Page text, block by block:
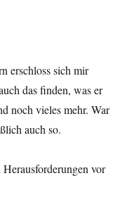
erschloss sich mir
das finden, was er
noch vieles mehr. War
auch so.
vor